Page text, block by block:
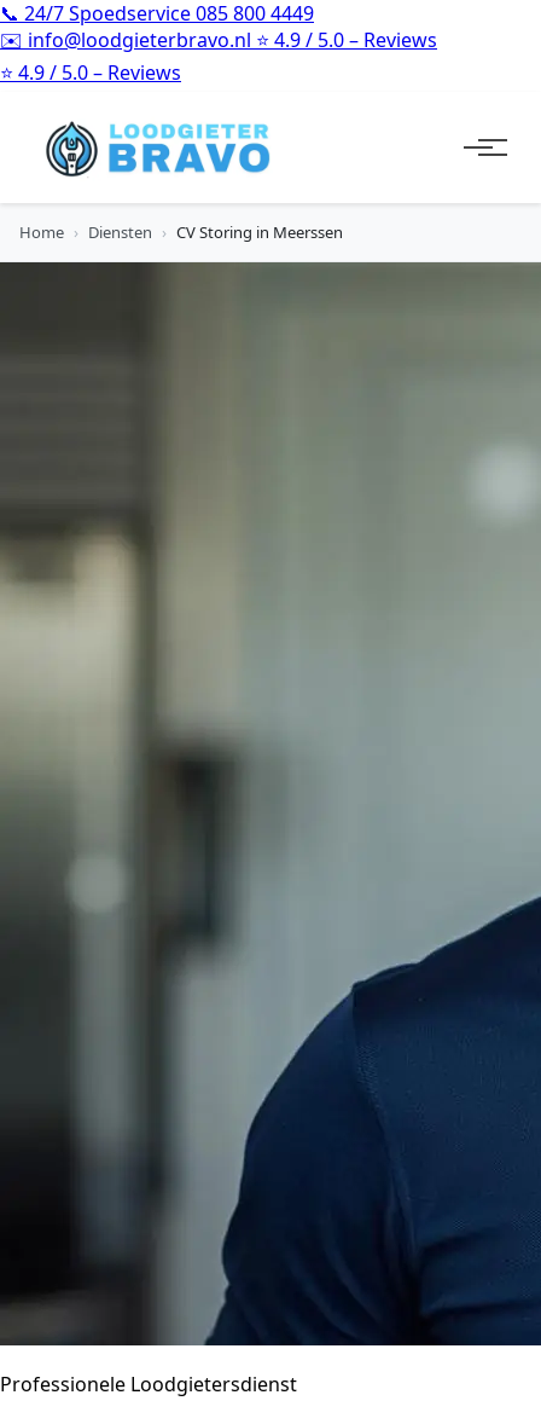
📞 24/7 Spoedservice085 800 4449
✉️ info@loodgieterbravo.nl ⭐ 4.9 / 5.0 – Reviews
⭐ 4.9 / 5.0 – Reviews
Home › Diensten › CV Storing in Meerssen
Professionele Loodgietersdienst